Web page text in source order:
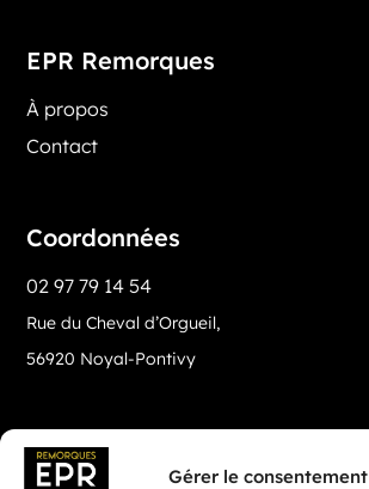
Gérer le consentement
EPR Remorques
À propos
Contact
Coordonnées
02 97 79 14 54
Rue du Cheval d’Orgueil,
56920 Noyal-Pontivy